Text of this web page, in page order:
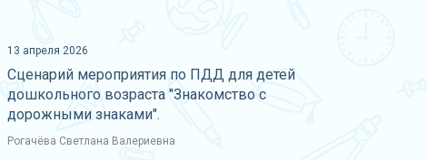
13 апреля 2026
Сценарий мероприятия по ПДД для детей
дошкольного возраста "Знакомство с
дорожными знаками".
Рогачёва Светлана Валериевна